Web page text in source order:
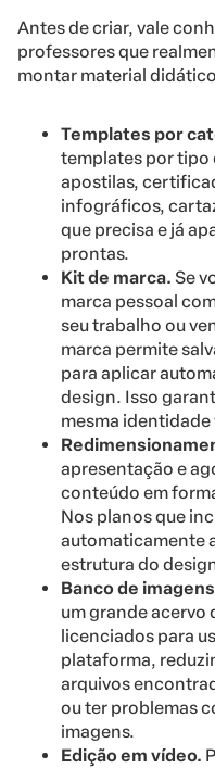
Antes de criar, vale
professores que
montar material
Templates por
templates por tipo
apostilas,
infográficos,
que precisa e já
prontas.
Kit de marca. Se
marca pessoal
seu trabalho ou
marca permite
para aplicar
design. Isso
mesma identidade
apresentação e
conteúdo em
Nos planos que
automaticamente
estrutura do
Banco de
um grande acervo
licenciados para
plataforma,
arquivos
ou ter problemas
imagens.
Edição em vídeo.